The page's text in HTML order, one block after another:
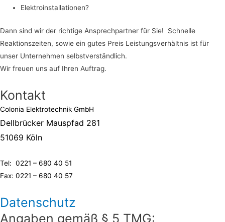
Elektroinstallationen?
Dann sind wir der richtige Ansprechpartner für Sie! Schnelle
Reaktionszeiten, sowie ein gutes Preis Leistungsverhältnis ist für
unser Unternehmen selbstverständlich.
Wir freuen uns auf Ihren Auftrag.
Kontakt
Colonia Elektrotechnik GmbH
Dellbrücker Mauspfad 281
51069 Köln
Tel: 0221 – 680 40 51
Fax: 0221 – 680 40 57
Datenschutz
Angaben gemäß § 5 TMG: